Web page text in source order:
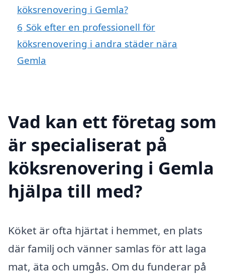
köksrenovering i Gemla?
6 Sök efter en professionell för
köksrenovering i andra städer nära
Gemla
Vad kan ett företag som
är specialiserat på
köksrenovering i Gemla
hjälpa till med?
Köket är ofta hjärtat i hemmet, en plats
där familj och vänner samlas för att laga
mat, äta och umgås. Om du funderar på